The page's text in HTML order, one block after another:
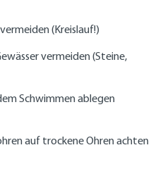
(Kreislauf!)
vermeiden (Steine,
Schwimmen ablegen
auf trockene Ohren achten